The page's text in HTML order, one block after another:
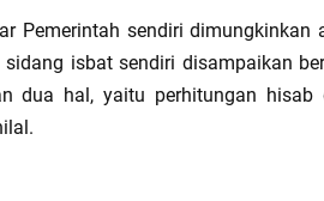
Pemerintah sendiri
isbat sendiri disampaikan
dua hal, yaitu perhitungan